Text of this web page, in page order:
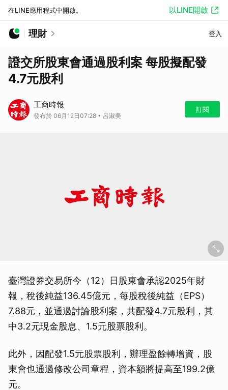
在LINE應用程式中開啟。 以LINE開啟
理財 登入
證交所股東會通過股利案 每股擬配發
4.7元股利
工商時報
發布於 06月12日07:28 • 呂淑美
訂閱
臺灣證券交易所今（12）日股東會承認2025年財
報，稅後純益136.45億元，每股稅後純益（EPS）
7.88元，並通過討論股利案，共配發4.7元股利，其
中3.2元現金股息、1.5元股票股利。
此外，因配發1.5元股票股利，辦理盈餘轉增資，股
東會也通過修改公司章程，資本額將提高至199.2億
元。